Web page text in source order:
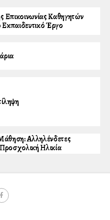
Επικοινωνίας Καθηγητών
Έργο
Αλληλένδετες
Ηλικία